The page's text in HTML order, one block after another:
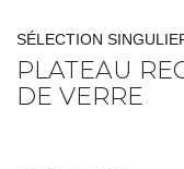
SÉLECTION
PLATEAU
DE VERRE